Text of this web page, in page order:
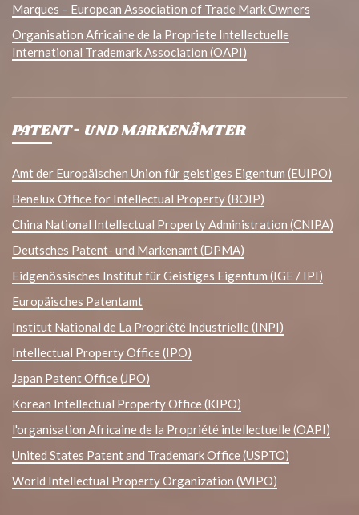
Marques – European Association of Trade Mark Owners
Organisation Africaine de la Propriete Intellectuelle
International Trademark Association (OAPI)
PATENT- UND MARKENÄMTER
Amt der Europäischen Union für geistiges Eigentum (EUIPO)
Benelux Office for Intellectual Property (BOIP)
China National Intellectual Property Administration (CNIPA)
Deutsches Patent- und Markenamt (DPMA)
Eidgenössisches Institut für Geistiges Eigentum (IGE / IPI)
Europäisches Patentamt
Institut National de La Propriété Industrielle (INPI)
Intellectual Property Office (IPO)
Japan Patent Office (JPO)
Korean Intellectual Property Office (KIPO)
l'organisation Africaine de la Propriété intellectuelle (OAPI)
United States Patent and Trademark Office (USPTO)
World Intellectual Property Organization (WIPO)